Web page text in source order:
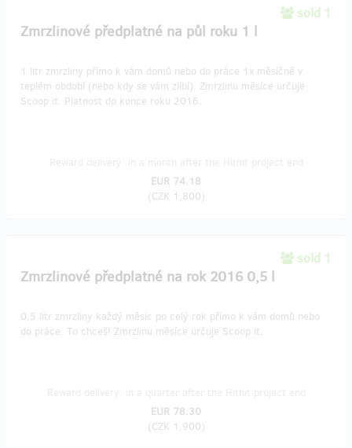
sold 1
Zmrzlinové předplatné na půl roku 1 l
1 litr zmrzliny přímo k vám domů nebo do práce 1x měsíčně v
teplém období (nebo kdy se vám zlíbí). Zmrzlinu měsíce určuje
Scoop it. Platnost do konce roku 2016.
EUR 74.18
(CZK 1,800)
sold 1
Zmrzlinové předplatné na rok 2016 0,5 l
0,5 litr zmrzliny každý měsíc po celý rok přímo k vám domů nebo
do práce. To chceš! Zmrzlinu měsíce určuje Scoop it.
EUR 78.30
(CZK 1,900)